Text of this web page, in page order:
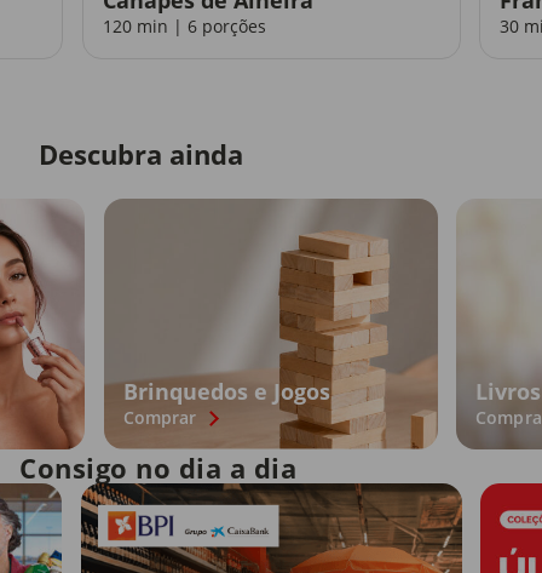
120 min | 6 porções 30
Descubra ainda
Brinquedos e Jogos
Comprar
Livros
Consigo no dia a dia